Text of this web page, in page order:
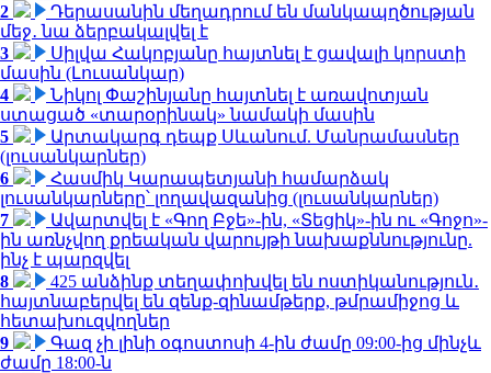
2
Դերասանին մեղադրում են մանկապղծության
մեջ․ նա ձերբակալվել է
3
Սիլվա Հակոբյանը հայտնել է ցավալի կորստի
մասին (Լուսանկար)
4
Նիկոլ Փաշինյանը հայտնել է առավոտյան
ստացած «տարօրինակ» նամակի մասին
5
Արտակարգ դեպք Սևանում. Մանրամասներ
(լուսանկարներ)
6
Հասմիկ Կարապետյանի համարձակ
լուսանկարները՝ լողավազանից (լուսանկարներ)
7
Ավարտվել է «Գող Բջե»-ին, «Տեցիկ»-ին ու «Գոջո»-
ին առնչվող քրեական վարույթի նախաքննությունը.
ինչ է պարզվել
8
425 անձինք տեղափոխվել են ոստիկանություն․
հայտնաբերվել են զենք-զինամթերք, թմրամիջոց և
հետախուզվողներ
9
Գազ չի լինի օգոստոսի 4-ին ժամը 09:00-ից մինչև
ժամը 18:00-ն